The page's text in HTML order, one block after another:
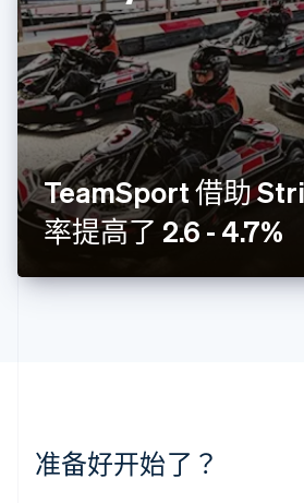
TeamSport 借助
率提高了 2.6 - 4.7%
准备好开始了？
立陶宛
English
列支敦士登
DeutschEnglish
卢森堡
FrançaisDeutschEnglish
罗马尼亚
English
马尔他
English
马来西亚
美国
日本
日本語English